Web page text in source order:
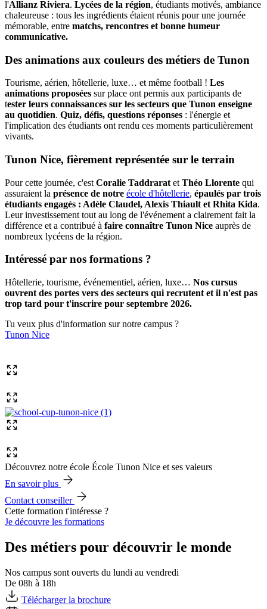
l'Allianz Riviera. Lycées de la région, étudiants motivés, ambiance
chaleureuse : tous les ingrédients étaient réunis pour une journée
mémorable, entre matchs, rencontres et bonne humeur
communicative.
Des animations aux couleurs des métiers de Tunon
Tourisme, aérien, hôtellerie, luxe… et même football ! Les
animations proposées sur place ont permis aux participants de
tester leurs connaissances sur les secteurs que Tunon enseigne
au quotidien. Quiz, défis, questions réponses : l'énergie et
l'implication des étudiants ont rendu ces moments particulièrement
vivants.
Tunon Nice, fièrement représentée sur le terrain
Pour cette journée, c'est Coralie Taddrarat et Théo Llorente qui
assuraient la présence de notre école d'hôtellerie, épaulés par trois
étudiants engagés : Adèle Claudel, Alexis Thiault et Rhita Kida.
Leur investissement tout au long de l'événement a clairement fait la
différence et a contribué à faire connaître Tunon Nice auprès de
nombreux lycéens de la région.
Intéressé par nos formations ?
Hôtellerie, tourisme, événementiel, aérien, luxe… Nos cursus
ouvrent des portes vers des secteurs qui recrutent et il n'est pas
trop tard pour t'inscrire pour septembre 2026.
Tu veux plus d'information sur notre campus ?
Tunon Nice
Découvrez notre école École Tunon Nice et ses valeurs
En savoir plus
Contact conseiller
Cette formation t'intéresse ?
Je découvre les formations
Des métiers pour découvrir le monde
Nos campus sont ouverts du lundi au vendredi
De 08h à 18h
Télécharger la brochure